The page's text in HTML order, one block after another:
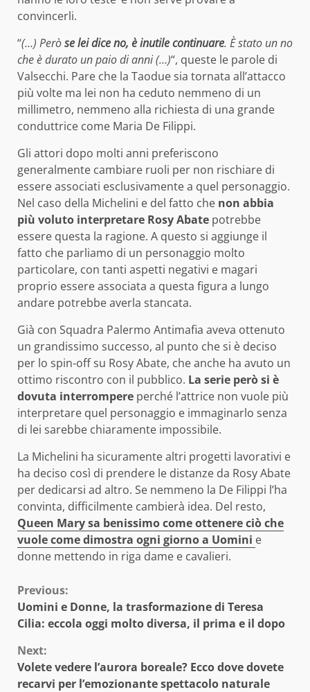
convincerli.
“(…) Peròse lei dice no, è inutile continuare. È stato un no
che è durato un paio di anni (…)“, queste le parole di
Valsecchi. Pare che la Taodue sia tornata all’attacco
più volte ma lei non ha ceduto nemmeno di un
millimetro, nemmeno alla richiesta di una grande
conduttrice come Maria De Filippi.
Gli attori dopo molti anni preferiscono
generalmente cambiare ruoli per non rischiare di
essere associati esclusivamente a quel personaggio.
Nel caso della Michelini e del fatto che non abbia
più voluto interpretare Rosy Abate potrebbe
essere questa la ragione. A questo si aggiunge il
fatto che parliamo di un personaggio molto
particolare, con tanti aspetti negativi e magari
proprio essere associata a questa figura a lungo
andare potrebbe averla stancata.
Già con Squadra Palermo Antimafia aveva ottenuto
un grandissimo successo, al punto che si è deciso
per lo spin-off su Rosy Abate, che anche ha avuto un
ottimo riscontro con il pubblico. La serie però si è
dovuta interrompere perché l’attrice non vuole più
interpretare quel personaggio e immaginarlo senza
di lei sarebbe chiaramente impossibile.
La Michelini ha sicuramente altri progetti lavorativi e
ha deciso così di prendere le distanze da Rosy Abate
per dedicarsi ad altro. Se nemmeno la De Filippi l’ha
convinta, difficilmente cambierà idea. Del resto,
Queen Mary sa benissimo come ottenere ciò che
vuole come dimostra ogni giorno a Uomini e
donne mettendo in riga dame e cavalieri.
Continue
Reading
Previous:
Uomini e Donne, la trasformazione di Teresa
Cilia: eccola oggi molto diversa, il prima e il dopo
Next:
Volete vedere l’aurora boreale? Ecco dove dovete
recarvi per l’emozionante spettacolo naturale